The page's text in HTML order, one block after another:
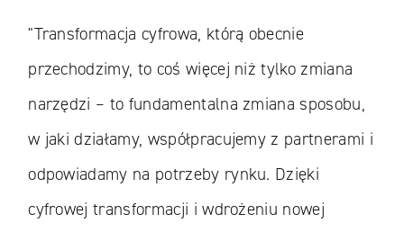
"Transformacja cyfrowa, którą obecnie
przechodzimy, to coś więcej niż tylko zmiana
narzędzi – to fundamentalna zmiana sposobu,
w jaki działamy, współpracujemy z partnerami i
odpowiadamy na potrzeby rynku. Dzięki
cyfrowej transformacji i wdrożeniu nowej